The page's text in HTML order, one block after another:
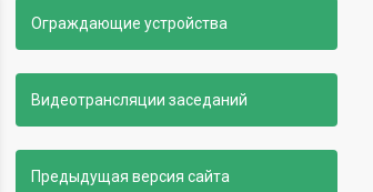
Ограждающие устройства
Видеотрансляции заседаний
Предыдущая версия сайта